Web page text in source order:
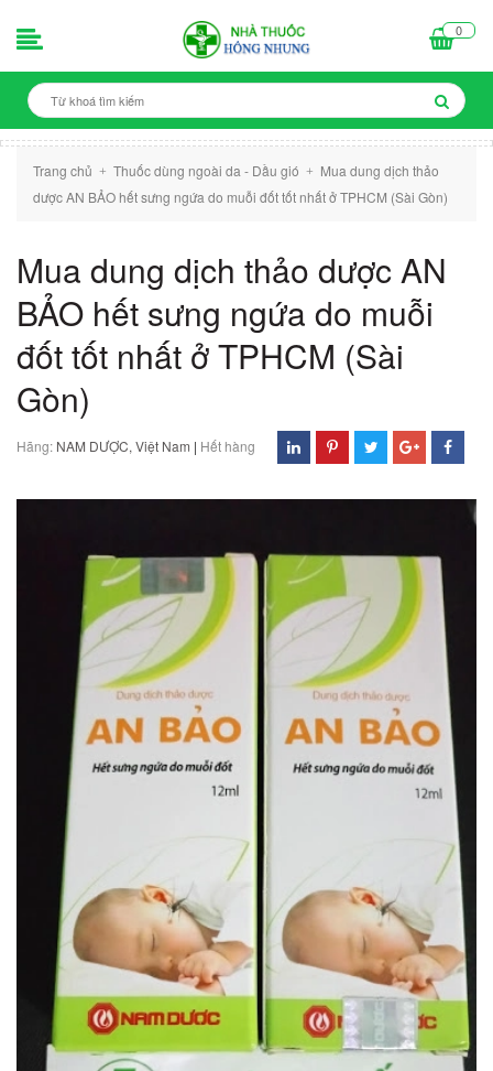
0
Trang chủ + Thuốc dùng ngoài da - Dầu gió +
Mua dung dịch thảo
dược AN BẢO hết sưng ngứa do muỗi đốt tốt nhất ở TPHCM (Sài Gòn)
Mua dung dịch thảo dược AN
BẢO hết sưng ngứa do muỗi
đốt tốt nhất ở TPHCM (Sài
Gòn)
Hãng: NAM DƯỢC, Việt Nam | Hết hàng